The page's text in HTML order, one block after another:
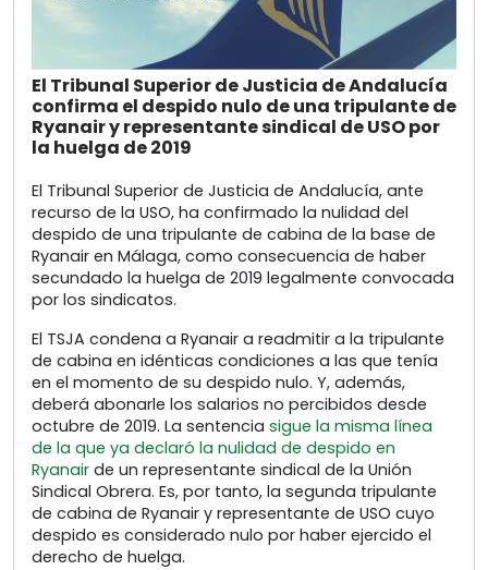
El Tribunal Superior de Justicia de Andalucía
confirma el despido nulo de una tripulante de
Ryanair y representante sindical de USO por
la huelga de 2019
El Tribunal Superior de Justicia de Andalucía, ante
recurso de la USO, ha confirmado la nulidad del
despido de una tripulante de cabina de la base de
Ryanair en Málaga, como consecuencia de haber
secundado la huelga de 2019 legalmente convocada
por los sindicatos.
El TSJA condena a Ryanair a readmitir a la tripulante
de cabina en idénticas condiciones a las que tenía
en el momento de su despido nulo. Y, además,
deberá abonarle los salarios no percibidos desde
octubre de 2019. La sentencia sigue la misma línea
de la que ya declaró la nulidad de despido en
Ryanair de un representante sindical de la Unión
Sindical Obrera. Es, por tanto, la segunda tripulante
de cabina de Ryanair y representante de USO cuyo
despido es considerado nulo por haber ejercido el
derecho de huelga.